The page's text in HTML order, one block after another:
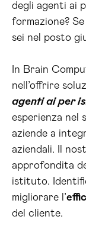
degli agenti ai
formazione?
sei nel posto
In Brain
nell’offrire
agenti ai per
esperienza nel
aziende a
aziendali. Il
approfondita
istituto.
migliorare l’
del cliente.